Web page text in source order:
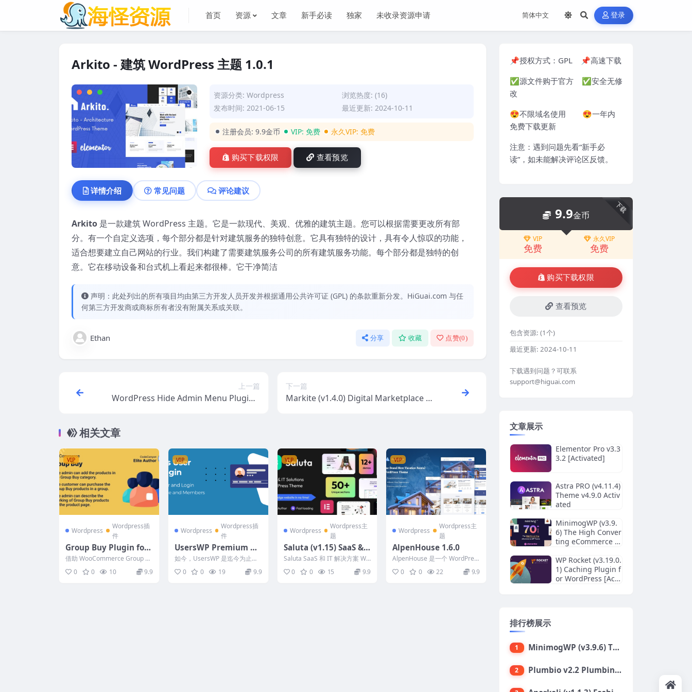
首页 资源 文章 新手必读 独家 未收录资源申请 登录
Arkito - 建筑 WordPress 主题 1.0.1
资源分类:Wordpress
浏览热度: (16)
发布时间: 2021-06-15
最近更新: 2024-10-11
注册会员:9.9金币 VIP:免费 永久VIP:免费
购买下载权限 查看预览
详情介绍 常见问题 评论建议
Arkito 是一款建筑 WordPress 主题。它是一款现代、美观、优雅的建筑主题。您可以根据需要更改所有部
分。有一个自定义选项，每个部分都是针对建筑服务的独特创意。它具有独特的设计，具有令人惊叹的功能，
适合想要建立自己网站的行业。我们构建了需要建筑服务公司的所有建筑服务功能。每个部分都是独特的创
意。它在移动设备和台式机上看起来都很棒。它干净简洁
声明：此处列出的所有项目均由第三方开发人员开发并根据通用公共许可证 (GPL) 的条款重新分发。HiGuai.com 与任
何第三方开发商或商标所有者没有附属关系或关联。
Ethan 分享 收藏 点赞(0)
上一篇
WordPress Hide Admin Menu Plugin v
下一篇
Markite (v1.4.0) Digital Marketplace W
相关文章
VIP
Wordpress
Wordpress插
件
Group Buy Plugin for
WooCommerce v1.4.1
[Activated]
借助 WooCommerce Group B
uy 扩展 ，管理员可以通过创建
群组...
0 0 10 9.9
VIP
Wordpress
Wordpress插
件
UsersWP Premium Ad
dons 1.2.9 (Activated)
如今，UsersWP 是迄今为止在
WordPress 上管理用户的最简
单的解决...
0 0 19 9.9
VIP
Wordpress
Wordpress主
题
Saluta (v1.15) SaaS & I
T Solutions WordPres
s Theme
Saluta SaaS 和 IT 解决方案 Wo
rdPress 主题 是一款现代...
0 0 15 9.9
VIP
Wordpress
Wordpress主
题
AlpenHouse 1.6.0
AlpenHouse 是一个 WordPres
s 公寓预订主题，非常适合小木
屋、...
0 0 22 9.9
📌授权方式： GPL 📌高速下载
✅源文件购于官方 ✅安全无修
改
😍不限域名使用 😍一年内
免费下载更新
注意：遇到问题先看“新手必
读”，如未能解决评论区反馈。
下载
9.9金币
VIP
免费
永久VIP
免费
购买下载权限
查看预览
包含资源: (1个)
最近更新: 2024-10-11
下载遇到问题？可联系
support@higuai.com
文章展示
Elementor Pro v3.3
3.2 [Activated]
Astra PRO (v4.11.4)
Theme v4.9.0 Activ
ated
MinimogWP (v3.9.
6) The High Conver
ting eCommerce W
WP Rocket (v3.19.0.
1) Caching Plugin f
or WordPress [Acti
排行榜展示
1 MinimogWP (v3.9.6) The High Converting eCommerce WordPress Theme
2 Plumbio v2.2 Plumbing Services WordPress Theme